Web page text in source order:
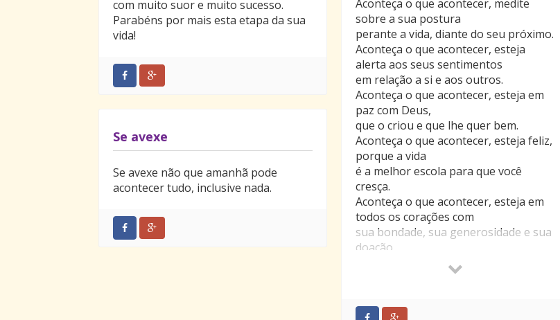
a seguir e quem ficou também tem de
continuar o aprendizado aqui na
Terra.
Mas tenhamos uma certeza: a morte
não existe. O que ocorre é apenas
uma mudança de estado.
Sigamos em frente com a certeza de
que os laços que nos unem aos que
partiram não se rompem, ao
contrário, quando baseados no amor
verdadeiro tornam-se cada vez mais
fortes.
Além disso, chegará o dia em que na
eternidade nos encontraremos na
grande família universal, pois somos
todos filhos de um mesmo Pai, que
com muito suor e muito sucesso.
Parabéns por mais esta etapa da sua
vida!
Aconteça o que acontecer, medite
sobre a sua postura
perante a vida, diante do seu próximo.
Aconteça o que acontecer, esteja
alerta aos seus sentimentos
em relação a si e aos outros.
Aconteça o que acontecer, esteja em
paz com Deus,
que o criou e que lhe quer bem.
Aconteça o que acontecer, esteja feliz,
porque a vida
é a melhor escola para que você
cresça.
Aconteça o que acontecer, esteja em
todos os corações com
sua bondade, sua generosidade e sua
doação.
Aconteça o que acontecer, esteja ativa
na vida, pois passiva
estagnação.
Se avexe
Se avexe não que amanhã pode
acontecer tudo, inclusive nada.